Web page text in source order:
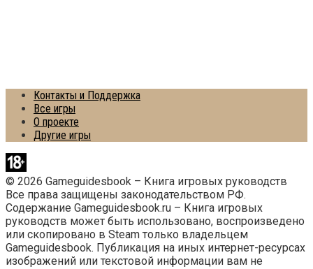
Контакты и Поддержка
Все игры
О проекте
Другие игры
© 2026 Gameguidesbook – Книга игровых руководств
Все права защищены законодательством РФ.
Содержание Gameguidesbook.ru – Книга игровых
руководств может быть использовано, воспроизведено
или скопировано в Steam только владельцем
Gameguidesbook. Публикация на иных интернет-ресурсах
изображений или текстовой информации вам не